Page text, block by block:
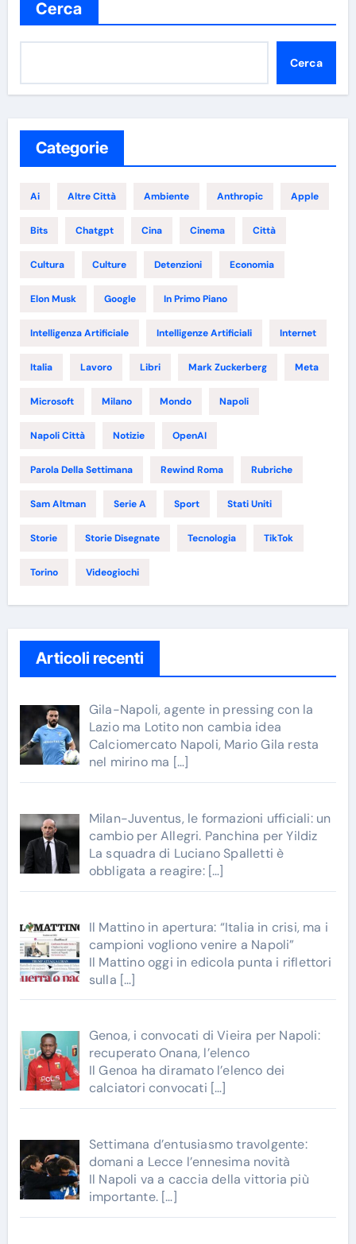
Cerca
Cerca
Categorie
Ai Altre Città Ambiente Anthropic Apple
Bits Chatgpt Cina Cinema Città
Cultura Culture Detenzioni Economia
Elon Musk Google In Primo Piano
Intelligenza Artificiale Intelligenze Artificiali Internet
Italia Lavoro Libri Mark Zuckerberg Meta
Microsoft Milano Mondo Napoli
Napoli Città Notizie OpenAI
Parola Della Settimana Rewind Roma Rubriche
Sam Altman Serie A Sport Stati Uniti
Storie Storie Disegnate Tecnologia TikTok
Torino Videogiochi
Articoli recenti
Gila-Napoli, agente in pressing con la
Lazio ma Lotito non cambia idea
Calciomercato Napoli, Mario Gila resta
nel mirino ma […]
Milan-Juventus, le formazioni ufficiali: un
cambio per Allegri. Panchina per Yildiz
La squadra di Luciano Spalletti è
obbligata a reagire: […]
Il Mattino in apertura: “Italia in crisi, ma i
campioni vogliono venire a Napoli”
Il Mattino oggi in edicola punta i riflettori
sulla […]
Genoa, i convocati di Vieira per Napoli:
recuperato Onana, l’elenco
Il Genoa ha diramato l’elenco dei
calciatori convocati […]
Settimana d’entusiasmo travolgente:
domani a Lecce l’ennesima novità
Il Napoli va a caccia della vittoria più
importante. […]